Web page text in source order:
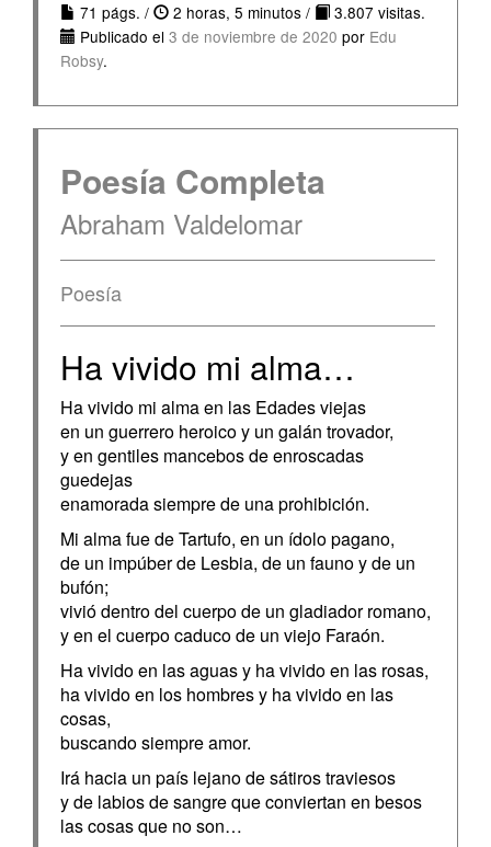
71 págs. /
2 horas, 5 minutos /
3.807 visitas.
Publicado el 3 de noviembre de 2020 por Edu
Robsy.
Poesía Completa
Abraham Valdelomar
Poesía
Ha vivido mi alma…
Ha vivido mi alma en las Edades viejas
en un guerrero heroico y un galán trovador,
y en gentiles mancebos de enroscadas
guedejas
enamorada siempre de una prohibición.
Mi alma fue de Tartufo, en un ídolo pagano,
de un impúber de Lesbia, de un fauno y de un
bufón;
vivió dentro del cuerpo de un gladiador romano,
y en el cuerpo caduco de un viejo Faraón.
Ha vivido en las aguas y ha vivido en las rosas,
ha vivido en los hombres y ha vivido en las
cosas,
buscando siempre amor.
Irá hacia un país lejano de sátiros traviesos
y de labios de sangre que conviertan en besos
las cosas que no son…